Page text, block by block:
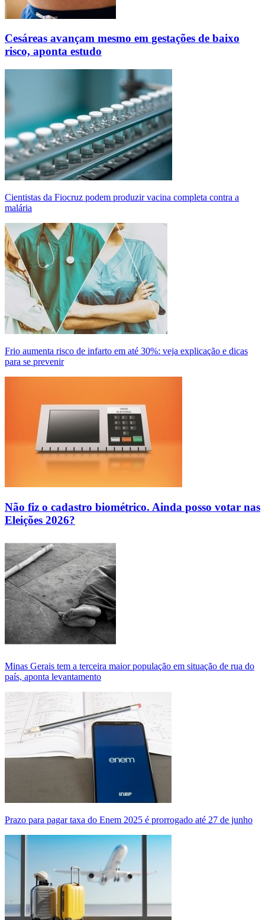
Cesáreas avançam mesmo em gestações de baixo
risco, aponta estudo
Cientistas da Fiocruz podem produzir vacina completa contra a
malária
Frio aumenta risco de infarto em até 30%: veja explicação e dicas
para se prevenir
Não fiz o cadastro biométrico. Ainda posso votar nas
Eleições 2026?
Minas Gerais tem a terceira maior população em situação de rua do
país, aponta levantamento
Prazo para pagar taxa do Enem 2025 é prorrogado até 27 de junho